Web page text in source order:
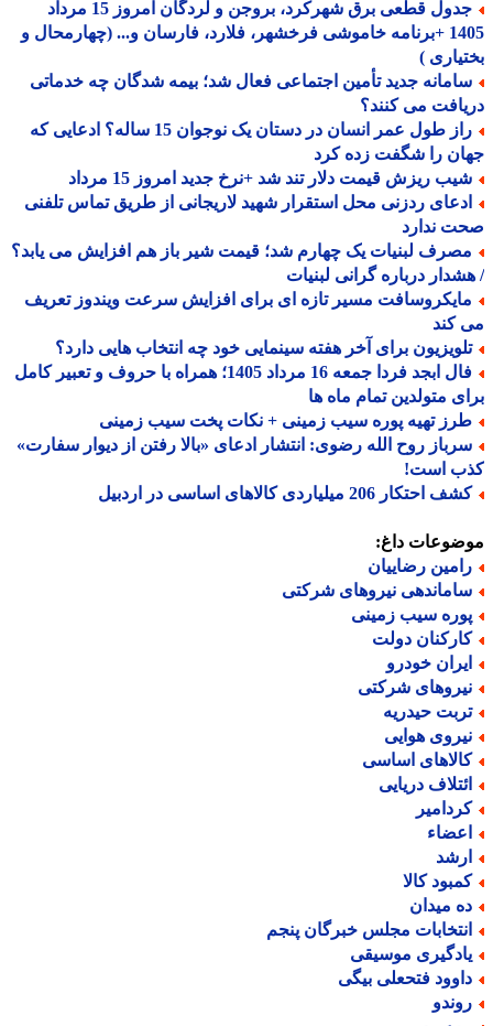
جدول قطعی برق شهرکرد، بروجن و لردگان امروز 15 مرداد
1405 +برنامه خاموشی فرخشهر، فلارد، فارسان و... (چهارمحال و
)
جدید تأمین اجتماعی فعال شد؛ بیمه شدگان چه خدماتی
می کنند؟
راز طول عمر انسان در دستان یک نوجوان 15 ساله؟ ادعایی که
را شگفت زده کرد
ریزش قیمت دلار تند شد +نرخ جدید امروز 15 مرداد
ردزنی محل استقرار شهید لاریجانی از طریق تماس تلفنی
ندارد
لبنیات یک چهارم شد؛ قیمت شیر باز هم افزایش می یابد؟
درباره گرانی لبنیات
مسیر تازه ای برای افزایش سرعت ویندوز تعریف
کند
برای آخر هفته سینمایی خود چه انتخاب هایی دارد؟
فال ابجد فردا جمعه 16 مرداد 1405؛ همراه با حروف و تعبیر کامل
متولدین تمام ماه ها
تهیه پوره سیب زمینی + نکات پخت سیب زمینی
روح الله رضوی: انتشار ادعای «بالا رفتن از دیوار سفارت»
است!
206 میلیاردی کالاهای اساسی در اردبیل
داغ:
رضاییان
نیروهای شرکتی
سیب زمینی
دولت
خودرو
شرکتی
حیدریه
هوایی
اساسی
دریایی
کالا
میدان
مجلس خبرگان پنجم
موسیقی
فتحعلی بیگی